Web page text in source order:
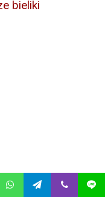
bieliki